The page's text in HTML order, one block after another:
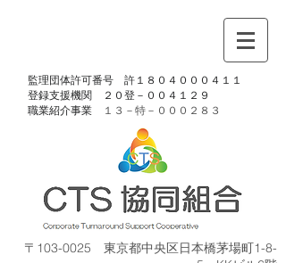
​監理団体許可番号 許１８０４０００４１１
​登録支援機関 ２０登－００４１２９
​職業紹介事業
１３－特－ ０００２８３
〒103-0025 東京都中央区日本橋茅場町1-8-